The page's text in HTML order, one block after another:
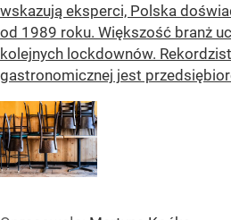
wskazują eksperci, Polska
od 1989 roku. Większość branż
kolejnych lockdownów.
gastronomicznej jest